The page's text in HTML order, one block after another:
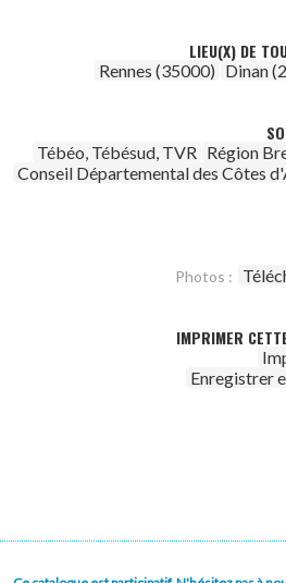
LIEU(X) DE
Rennes (35000) Dinan
Tébéo, Tébésud, TVR Région
Conseil Départemental des Côtes
Photos :
IMPRIMER
Enregistrer